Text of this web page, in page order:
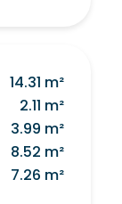
14.31 m²
2.11 m²
3.99 m²
8.52 m²
7.26 m²